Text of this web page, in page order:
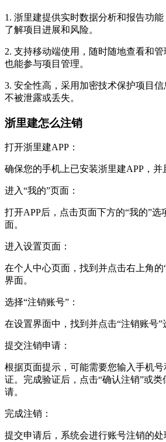
1. 浙里建提供实时数据分析和报告功
了解项目进展和风险。
2. 支持移动端使用，随时随地查看和
也能参与项目管理。
3. 安全性高，采用加密技术保护项目
不被泄露或丢失。
浙里建怎么注销
‌打开浙里建APP‌：
确保您的手机上已安装浙里建APP，并
‌进入“我的”页面‌：
打开APP后，点击页面下方的“我的”选
面。
‌进入设置页面‌：
在个人中心页面，找到并点击右上角的
界面。
‌选择“注销账号”‌：
在设置界面中，找到并点击“注销账号”
‌提交注销申请‌：
根据页面提示，可能需要您输入手机
证。完成验证后，点击“确认注销”或类
请。
‌完成注销‌：
提交申请后，系统会进行账号注销的